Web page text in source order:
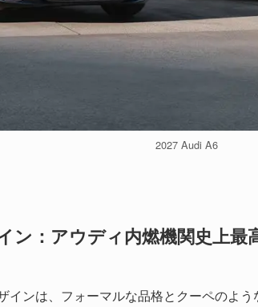
2027 Audi A6
ン：アウディ内燃機関史上最
インは、フォーマルな品格とクーペのよ